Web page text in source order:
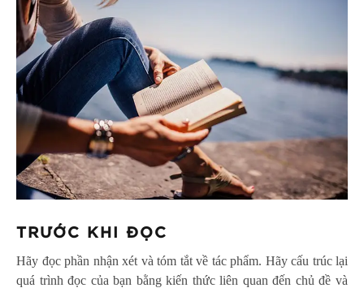
TRƯỚC KHI ĐỌC
Hãy đọc phần nhận xét và tóm tắt về tác phẩm. Hãy cấu trúc lại
quá trình đọc của bạn bằng kiến thức liên quan đến chủ đề và